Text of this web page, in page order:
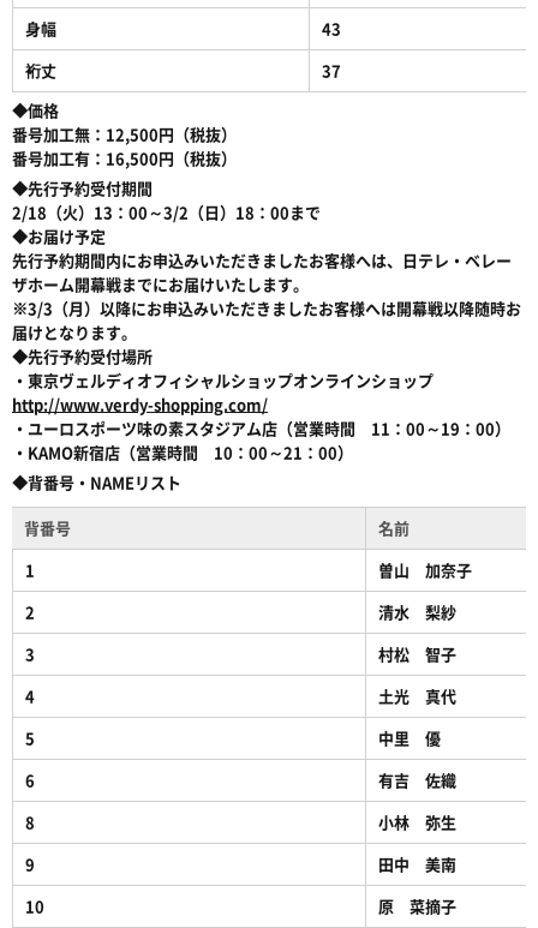
身幅
43
裄丈
37
◆価格
番号加工無：12,500円（税抜）
番号加工有：16,500円（税抜）
◆先行予約受付期間
2/18（火）13：00～3/2（日）18：00まで
◆お届け予定
先行予約期間内にお申込みいただきましたお客様へは、日テレ・ベレー
ザホーム開幕戦までにお届けいたします。
※3/3（月）以降にお申込みいただきましたお客様へは開幕戦以降随時お
届けとなります。
◆先行予約受付場所
・東京ヴェルディオフィシャルショップオンラインショップ
http://www.verdy-shopping.com/
・ユーロスポーツ味の素スタジアム店（営業時間 11：00～19：00）
・KAMO新宿店（営業時間 10：00～21：00）
◆背番号・NAMEリスト
背番号
名前
1
曽山 加奈子
2
清水 梨紗
3
村松 智子
4
土光 真代
5
中里 優
6
有吉 佐織
8
小林 弥生
9
田中 美南
10
原 菜摘子